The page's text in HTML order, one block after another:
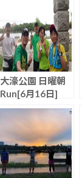
大濠公園 日曜朝
Run[6月16日]